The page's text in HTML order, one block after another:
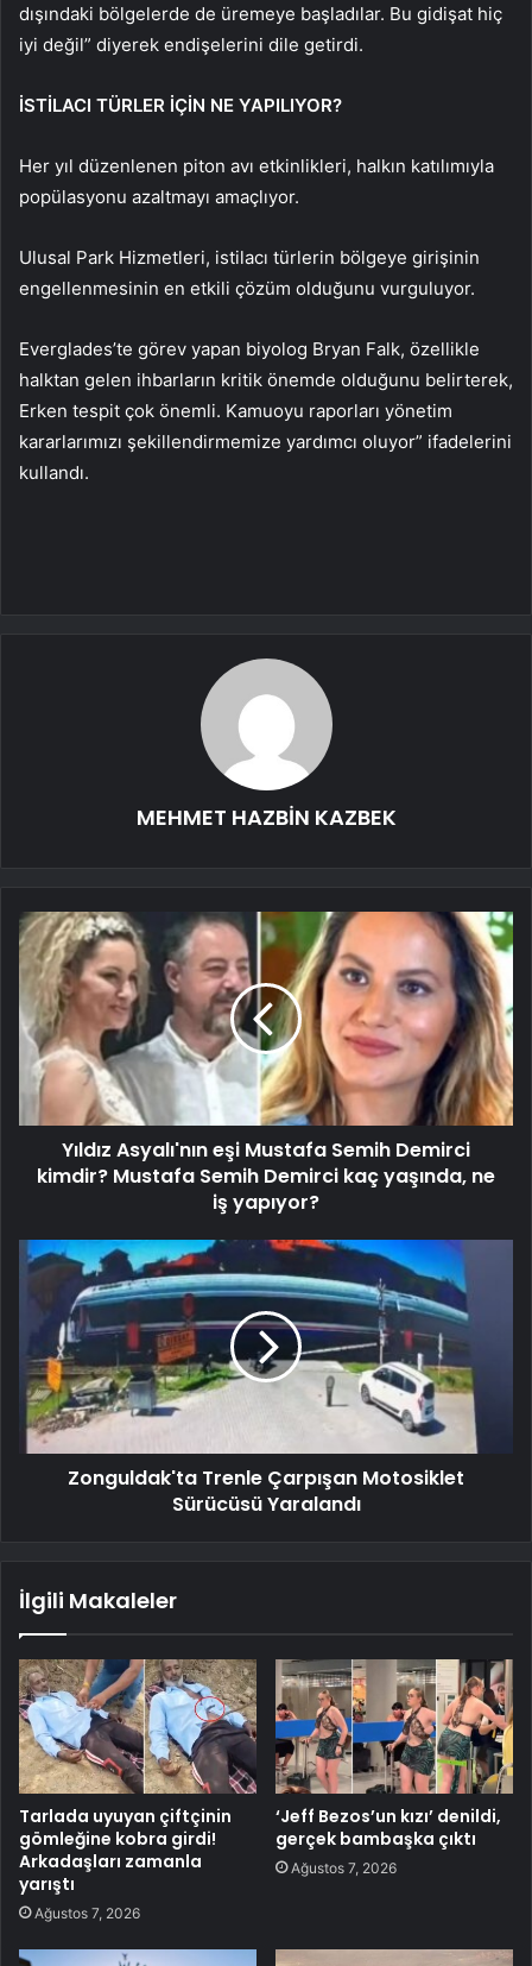
dışındaki bölgelerde de üremeye başladılar. Bu gidişat hiç
iyi değil” diyerek endişelerini dile getirdi.
İSTİLACI TÜRLER İÇİN NE YAPILIYOR?
Her yıl düzenlenen piton avı etkinlikleri, halkın katılımıyla
popülasyonu azaltmayı amaçlıyor.
Ulusal Park Hizmetleri, istilacı türlerin bölgeye girişinin
engellenmesinin en etkili çözüm olduğunu vurguluyor.
Everglades’te görev yapan biyolog Bryan Falk, özellikle
halktan gelen ihbarların kritik önemde olduğunu belirterek,
Erken tespit çok önemli. Kamuoyu raporları yönetim
kararlarımızı şekillendirmemize yardımcı oluyor” ifadelerini
kullandı.
MEHMET HAZBİN KAZBEK
Yıldız Asyalı'nın eşi Mustafa Semih Demirci
kimdir? Mustafa Semih Demirci kaç yaşında, ne
iş yapıyor?
Zonguldak'ta Trenle Çarpışan Motosiklet
Sürücüsü Yaralandı
İlgili Makaleler
Tarlada uyuyan çiftçinin
gömleğine kobra girdi!
Arkadaşları zamanla
yarıştı
Ağustos 7, 2026
‘Jeff Bezos’un kızı’ denildi,
gerçek bambaşka çıktı
Ağustos 7, 2026